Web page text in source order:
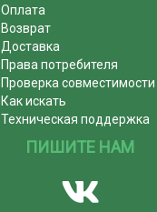
Оплата
Возврат
Доставка
Права потребителя
Проверка совместимости
Как искать
Техническая поддержка
ПИШИТЕ НАМ